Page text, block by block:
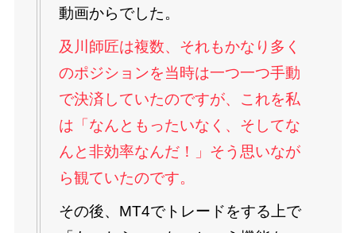
動画からでした。
及川師匠は複数、それもかなり多く
のポジションを当時は一つ一つ手動
で決済していたのですが、これを私
は「なんともったいなく、そしてな
んと非効率なんだ！」そう思いなが
ら観ていたのです。
その後、MT4でトレードをする上で